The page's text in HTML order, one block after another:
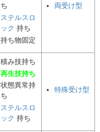
ち
ステルスロ
ック 持ち
持ち物固定
両受け型
積み技持ち
再生技持ち
状態異常持
ち
ステルスロ
ック 持ち
特殊受け型